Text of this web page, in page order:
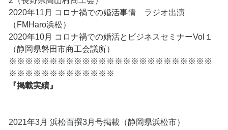
2020年11月 コロナ禍での婚活事情 ラジオ出演
（FMHaro浜松）
2020年10月 コロナ禍での婚活とビジネスセミナーVol１
（静岡県磐田市商工会議所）
※※※※※※※※※※※※※※※※※※※※※※※※※
※※※※※※※※※※※※※
『掲載実績』
2021年3月 浜松百撰3月号掲載（静岡県浜松市）